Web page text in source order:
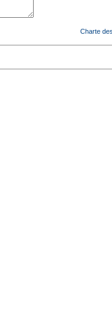
Charte